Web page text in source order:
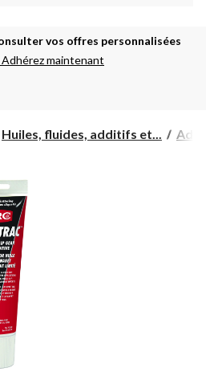
vos offres personnalisées
Adhérez maintenant
Huiles, fluides, additifs et...